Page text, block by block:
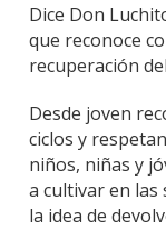
Dice Don
que reconoce
recuperación
Desde joven
ciclos y
niños, niñas y
a cultivar en las
la idea de